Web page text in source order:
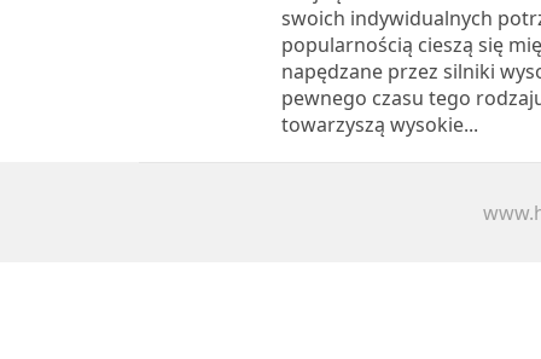
swoich indywidualnych
popularnością cieszą się
napędzane przez silniki
pewnego czasu tego
towarzyszą wysokie...